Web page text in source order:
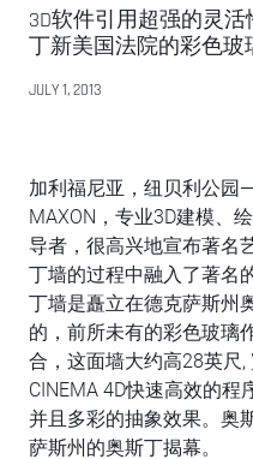
3D软件引用超强的灵
丁新美国法院的彩色玻
JULY 1, 2013
加利福尼亚，纽贝利公
MAXON，专业3D建模、
导者，很高兴地宣布著名
丁墙的过程中融入了著名
丁墙是矗立在德克萨斯州
的，前所未有的彩色玻璃
合，这面墙大约高28英尺
CINEMA 4D快速高效的
并且多彩的抽象效果。奥
萨斯州的奥斯丁揭幕。